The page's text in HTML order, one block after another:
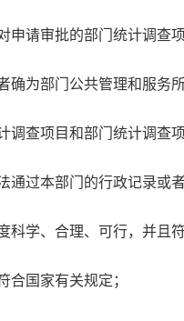
请审批的部门统计调查
确为部门公共管理和服务
调查项目和部门统计调
通过本部门的行政记录
科学、合理、可行，并
合国家有关规定；